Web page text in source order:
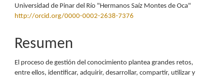
Universidad de Pinar del Río "Hermanos Saíz Montes de Oca"
http://orcid.org/0000-0002-2638-7376
Resumen
El proceso de gestión del conocimiento plantea grandes retos,
entre ellos, identificar, adquirir, desarrollar, compartir, utilizar y